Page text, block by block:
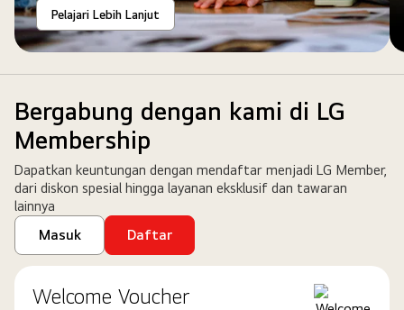
Pelajari Lebih Lanjut
Bergabung dengan kami di LG
Membership
Dapatkan keuntungan dengan mendaftar menjadi LG Member,
dari diskon spesial hingga layanan eksklusif dan tawaran
lainnya
Masuk
Daftar
Welcome Voucher